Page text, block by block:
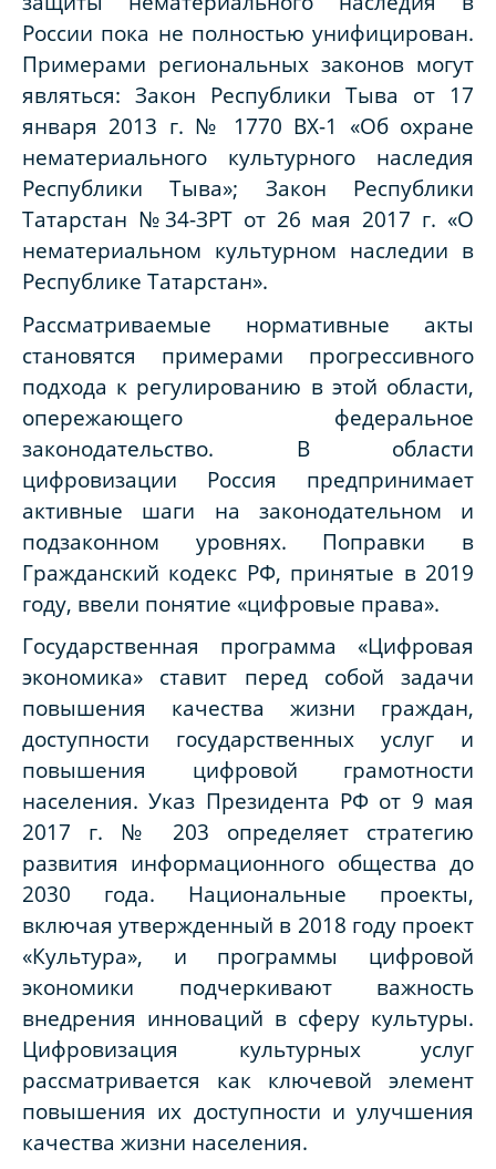
России пока не полностью унифицирован.
Примерами региональных законов могут
являться: Закон Республики Тыва от 17
января 2013 г. № 1770 ВХ-1 «Об охране
нематериального культурного наследия
Республики Тыва»; Закон Республики
Татарстан №34-ЗРТ от 26 мая 2017 г. «О
нематериальном культурном наследии в
Республике Татарстан».
Рассматриваемые нормативные акты
становятся примерами прогрессивного
подхода к регулированию в этой области,
опережающего федеральное
законодательство. В области
цифровизации Россия предпринимает
активные шаги на законодательном и
подзаконном уровнях. Поправки в
Гражданский кодекс РФ, принятые в 2019
году, ввели понятие «цифровые права».
Государственная программа «Цифровая
экономика» ставит перед собой задачи
повышения качества жизни граждан,
доступности государственных услуг и
повышения цифровой грамотности
населения. Указ Президента РФ от 9 мая
2017 г. № 203 определяет стратегию
развития информационного общества до
2030 года. Национальные проекты,
включая утвержденный в 2018 году проект
«Культура», и программы цифровой
экономики подчеркивают важность
внедрения инноваций в сферу культуры.
Цифровизация культурных услуг
рассматривается как ключевой элемент
повышения их доступности и улучшения
качества жизни населения.